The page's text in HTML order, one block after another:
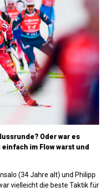
Oder war es
im Flow warst und
(34 Jahre alt) und Philipp
vielleicht die beste Taktik für